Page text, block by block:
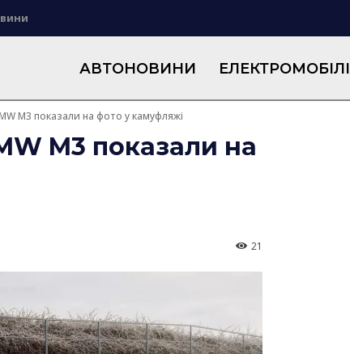
АВТОНОВИНИ ЕЛЕКТРОМОБІЛІ
M3 показали на фото у камуфляжі
M3 показали на
21